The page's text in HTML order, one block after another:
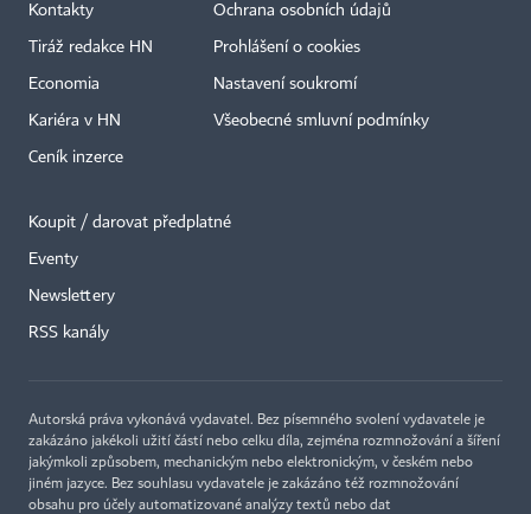
Kontakty
Tiráž redakce HN
Economia
Kariéra v HN
Ceník inzerce
Ochrana osobních údajů
Prohlášení o cookies
Nastavení soukromí
Všeobecné smluvní podmínky
Koupit / darovat předplatné
Eventy
Newslettery
RSS kanály
Autorská práva vykonává vydavatel. Bez písemného svolení vydavatele je
zakázáno jakékoli užití částí nebo celku díla, zejména rozmnožování a šíření
jakýmkoli způsobem, mechanickým nebo elektronickým, v českém nebo
jiném jazyce. Bez souhlasu vydavatele je zakázáno též rozmnožování
obsahu pro účely automatizované analýzy textů nebo dat